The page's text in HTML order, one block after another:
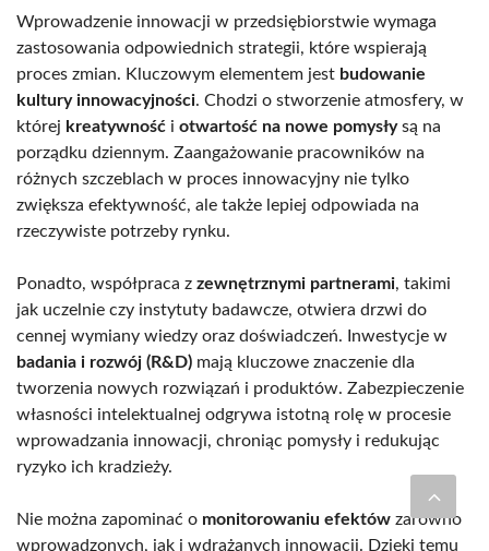
Wprowadzenie innowacji w przedsiębiorstwie wymaga
zastosowania odpowiednich strategii, które wspierają
proces zmian. Kluczowym elementem jest budowanie
kultury innowacyjności. Chodzi o stworzenie atmosfery, w
której kreatywność i otwartość na nowe pomysłysą na
porządku dziennym. Zaangażowanie pracowników na
różnych szczeblach w proces innowacyjny nie tylko
zwiększa efektywność, ale także lepiej odpowiada na
rzeczywiste potrzeby rynku.
Ponadto, współpraca z zewnętrznymi partnerami, takimi
jak uczelnie czy instytuty badawcze, otwiera drzwi do
cennej wymiany wiedzy oraz doświadczeń. Inwestycje w
badania i rozwój (R&D) mają kluczowe znaczenie dla
tworzenia nowych rozwiązań i produktów. Zabezpieczenie
własności intelektualnej odgrywa istotną rolę w procesie
wprowadzania innowacji, chroniąc pomysły i redukując
ryzyko ich kradzieży.
Nie można zapominać o monitorowaniu efektów zarówno
wprowadzonych, jak i wdrażanych innowacji. Dzięki temu